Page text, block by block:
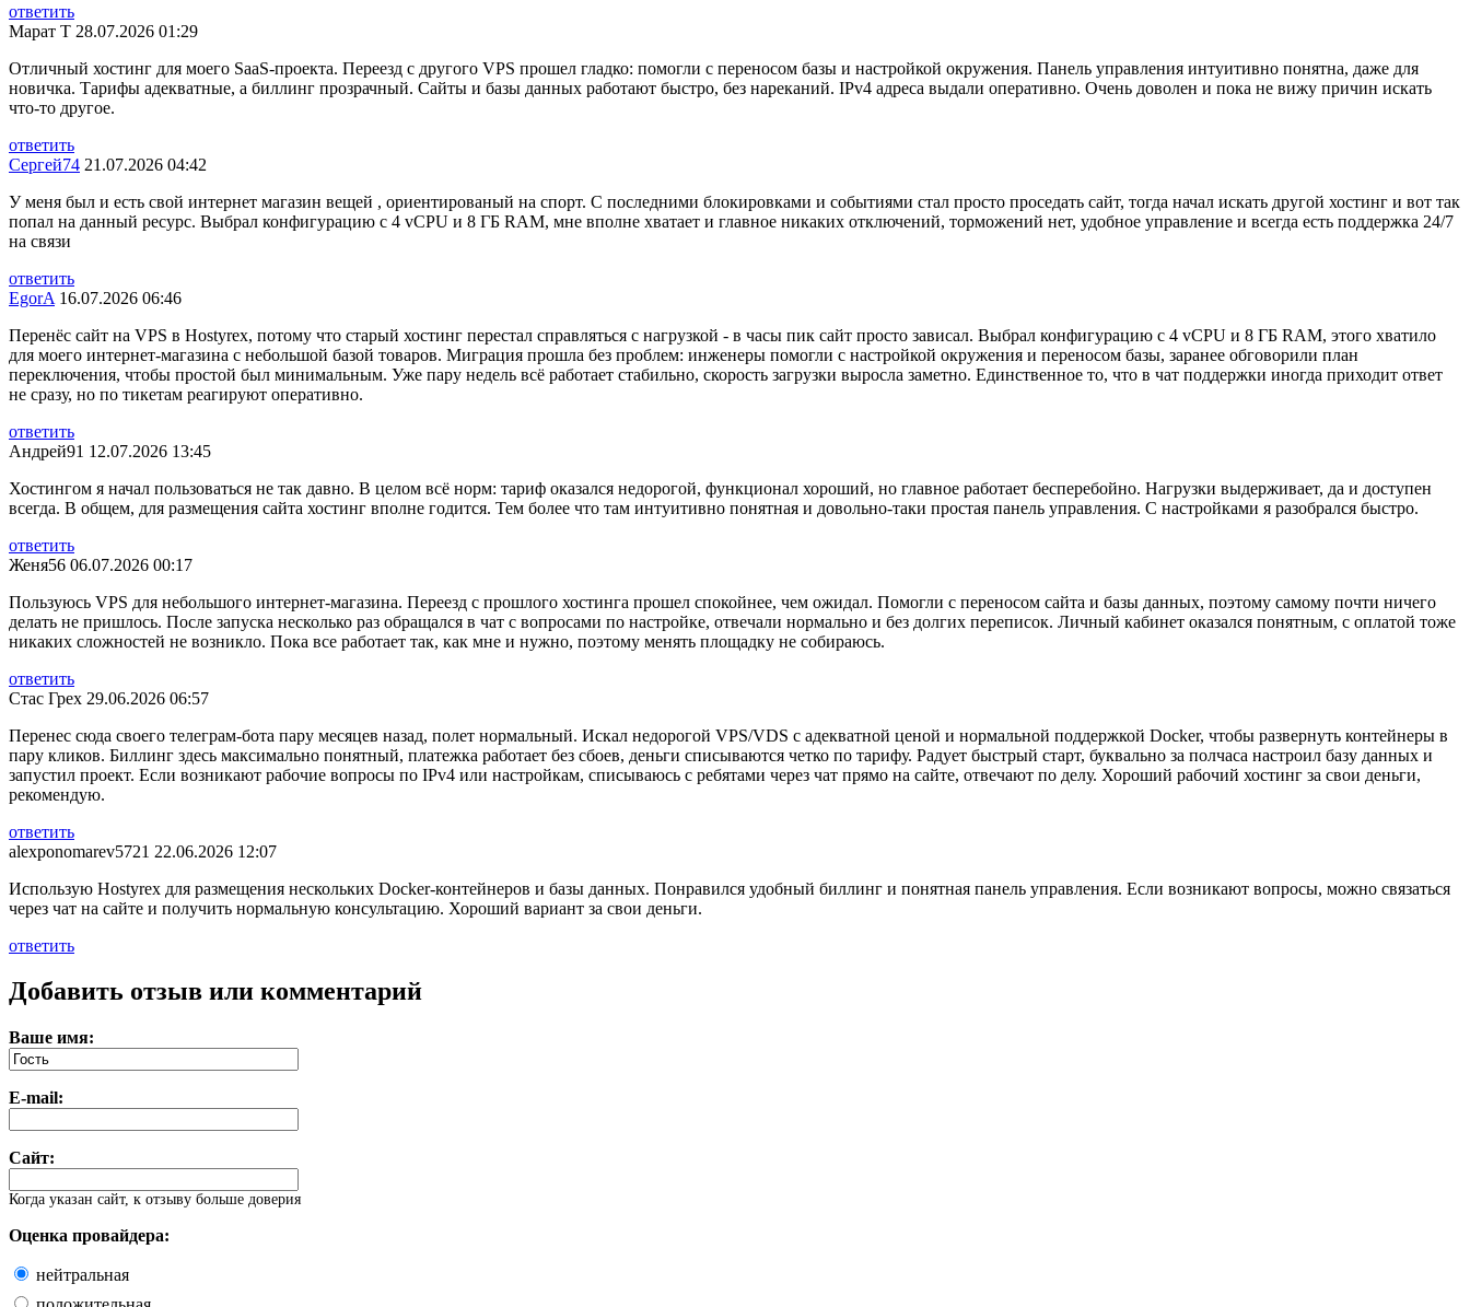
ответить
Марат Т 28.07.2026 01:29
Отличный хостинг для моего SaaS-проекта. Переезд с другого VPS прошел гладко: помогли с переносом базы и настройкой окружения. Панель управления интуитивно понятна, даже для
новичка. Тарифы адекватные, а биллинг прозрачный. Сайты и базы данных работают быстро, без нареканий. IPv4 адреса выдали оперативно. Очень доволен и пока не вижу причин искать
что-то другое.
ответить
Сергей74 21.07.2026 04:42
У меня был и есть свой интернет магазин вещей , ориентированый на спорт. С последними блокировками и событиями стал просто проседать сайт, тогда начал искать другой хостинг и вот так
попал на данный ресурс. Выбрал конфигурацию с 4 vCPU и 8 ГБ RAM, мне вполне хватает и главное никаких отключений, торможений нет, удобное управление и всегда есть поддержка 24/7
на связи
ответить
EgorA 16.07.2026 06:46
Перенёс сайт на VPS в Hostyrex, потому что старый хостинг перестал справляться с нагрузкой - в часы пик сайт просто зависал. Выбрал конфигурацию с 4 vCPU и 8 ГБ RAM, этого хватило
для моего интернет-магазина с небольшой базой товаров. Миграция прошла без проблем: инженеры помогли с настройкой окружения и переносом базы, заранее обговорили план
переключения, чтобы простой был минимальным. Уже пару недель всё работает стабильно, скорость загрузки выросла заметно. Единственное то, что в чат поддержки иногда приходит ответ
не сразу, но по тикетам реагируют оперативно.
ответить
Андрей91 12.07.2026 13:45
Хостингом я начал пользоваться не так давно. В целом всё норм: тариф оказался недорогой, функционал хороший, но главное работает бесперебойно. Нагрузки выдерживает, да и доступен
всегда. В общем, для размещения сайта хостинг вполне годится. Тем более что там интуитивно понятная и довольно-таки простая панель управления. С настройками я разобрался быстро.
ответить
Женя56 06.07.2026 00:17
Пользуюсь VPS для небольшого интернет-магазина. Переезд с прошлого хостинга прошел спокойнее, чем ожидал. Помогли с переносом сайта и базы данных, поэтому самому почти ничего
делать не пришлось. После запуска несколько раз обращался в чат с вопросами по настройке, отвечали нормально и без долгих переписок. Личный кабинет оказался понятным, с оплатой тоже
никаких сложностей не возникло. Пока все работает так, как мне и нужно, поэтому менять площадку не собираюсь.
ответить
Стас Грех 29.06.2026 06:57
Перенес сюда своего телеграм-бота пару месяцев назад, полет нормальный. Искал недорогой VPS/VDS с адекватной ценой и нормальной поддержкой Docker, чтобы развернуть контейнеры в
пару кликов. Биллинг здесь максимально понятный, платежка работает без сбоев, деньги списываются четко по тарифу. Радует быстрый старт, буквально за полчаса настроил базу данных и
запустил проект. Если возникают рабочие вопросы по IPv4 или настройкам, списываюсь с ребятами через чат прямо на сайте, отвечают по делу. Хороший рабочий хостинг за свои деньги,
рекомендую.
ответить
alexponomarev5721 22.06.2026 12:07
Использую Hostyrex для размещения нескольких Docker-контейнеров и базы данных. Понравился удобный биллинг и понятная панель управления. Если возникают вопросы, можно связаться
через чат на сайте и получить нормальную консультацию. Хороший вариант за свои деньги.
ответить
Добавить отзыв или комментарий
Ваше имя:
E-mail:
Сайт:
Когда указан сайт, к отзыву больше доверия
Оценка провайдера:
нейтральная